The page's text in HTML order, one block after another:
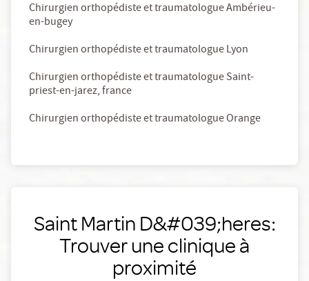
Chirurgien orthopédiste et traumatologue Ambérieu-
en-bugey
Chirurgien orthopédiste et traumatologue Lyon
Chirurgien orthopédiste et traumatologue Saint-
priest-en-jarez, france
Chirurgien orthopédiste et traumatologue Orange
Saint Martin D&#039;heres:
Trouver une clinique à
proximité